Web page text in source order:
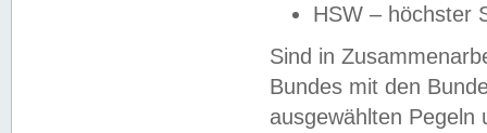
HSW – höchster
Sind in
Bundes mit den
ausgewählten